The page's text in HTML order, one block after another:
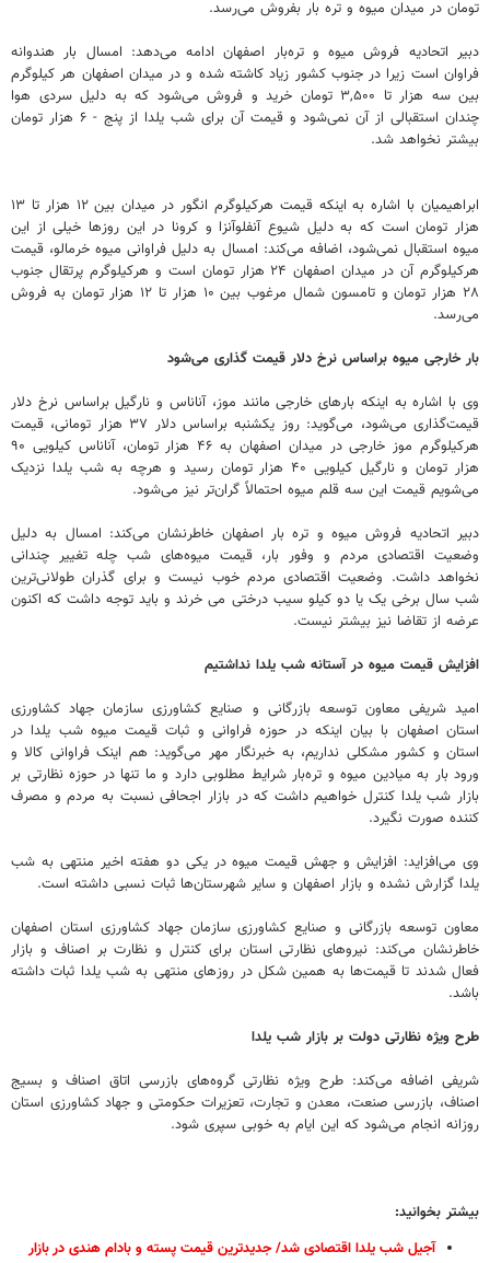
تومان در میدان میوه و تره بار بفروش می‌رسد.
دبیر اتحادیه فروش میوه و تره‌بار اصفهان ادامه می‌دهد: امسال بار هندوانه
فراوان است زیرا در جنوب کشور زیاد کاشته شده و در میدان اصفهان هر کیلوگرم
بین سه هزار تا ۳,۵۰۰ تومان خرید و فروش می‌شود که به دلیل سردی هوا
چندان استقبالی از آن نمی‌شود و قیمت آن برای شب یلدا از پنج - ۶ هزار تومان
بیشتر نخواهد شد.
ابراهیمیان با اشاره به اینکه قیمت هرکیلوگرم انگور در میدان بین ۱۲ هزار تا ۱۳
هزار تومان است که به دلیل شیوع آنفلوآنزا و کرونا در این روزها خیلی از این
میوه استقبال نمی‌شود، اضافه می‌کند: امسال به دلیل فراوانی میوه خرمالو، قیمت
هرکیلوگرم آن در میدان اصفهان ۲۴ هزار تومان است و هرکیلوگرم پرتقال جنوب
۲۸ هزار تومان و تامسون شمال مرغوب بین ۱۰ هزار تا ۱۲ هزار تومان به فروش
می‌رسد.
بار خارجی میوه براساس نرخ دلار قیمت گذاری می‌شود
وی با اشاره به اینکه بارهای خارجی مانند موز، آناناس و نارگیل براساس نرخ دلار
قیمت‌گذاری می‌شود، می‌گوید: روز یکشنبه براساس دلار ۳۷ هزار تومانی، قیمت
هرکیلوگرم موز خارجی در میدان اصفهان به ۴۶ هزار تومان، آناناس کیلویی ۹۰
هزار تومان و نارگیل کیلویی ۴۰ هزار تومان رسید و هرچه به شب یلدا نزدیک
می‌شویم قیمت این سه قلم میوه احتمالاً گران‌تر نیز می‌شود.
دبیر اتحادیه فروش میوه و تره بار اصفهان خاطرنشان می‌کند: امسال به دلیل
وضعیت اقتصادی مردم و وفور بار، قیمت میوه‌های شب چله تغییر چندانی
نخواهد داشت. وضعیت اقتصادی مردم خوب نیست و برای گذران طولانی‌ترین
شب سال برخی یک یا دو کیلو سیب درختی می خرند و باید توجه داشت که اکنون
عرضه از تقاضا نیز بیشتر نیست.
افزایش قیمت میوه در آستانه شب یلدا نداشتیم
امید شریفی معاون توسعه بازرگانی و صنایع کشاورزی سازمان جهاد کشاورزی
استان اصفهان با بیان اینکه در حوزه فراوانی و ثبات قیمت میوه شب یلدا در
استان و کشور مشکلی نداریم، به خبرنگار مهر می‌گوید: هم اینک فراوانی کالا و
ورود بار به میادین میوه و تره‌بار شرایط مطلوبی دارد و ما تنها در حوزه نظارتی بر
بازار شب یلدا کنترل خواهیم داشت که در بازار اجحافی نسبت به مردم و مصرف
کننده صورت نگیرد.
وی می‌افزاید: افزایش و جهش قیمت میوه در یکی دو هفته اخیر منتهی به شب
یلدا گزارش نشده و بازار اصفهان و سایر شهرستان‌ها ثبات نسبی داشته است.
معاون توسعه بازرگانی و صنایع کشاورزی سازمان جهاد کشاورزی استان اصفهان
خاطرنشان می‌کند: نیروهای نظارتی استان برای کنترل و نظارت بر اصناف و بازار
فعال شدند تا قیمت‌ها به همین شکل در روزهای منتهی به شب یلدا ثبات داشته
باشد.
طرح ویژه نظارتی دولت بر بازار شب یلدا
شریفی اضافه می‌کند: طرح ویژه نظارتی گروه‌های بازرسی اتاق اصناف و بسیج
اصناف، بازرسی صنعت، معدن و تجارت، تعزیرات حکومتی و جهاد کشاورزی استان
روزانه انجام می‌شود که این ایام به خوبی سپری شود.
بیشتر بخوانید:
آجیل شب یلدا اقتصادی شد/ جدیدترین قیمت پسته و بادام هندی در بازار